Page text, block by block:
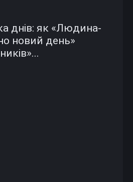
днів: як «Людина-
новий день»